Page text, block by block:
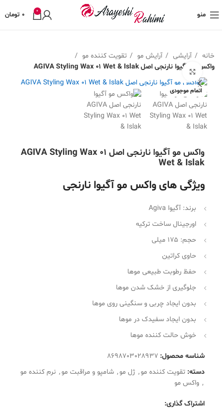
منو 0
0 تومان
خانه آرایشی آرایش مو
تقویت کننده مو
واکس مو آگیوا نارنجی اصل AGIVA Styling Wax 01 Wet & Islak
اتمام موجودی
بزرگنمایی تصویر
واکس مو آگیوا نارنجی اصل AGIVA Styling Wax 01
Wet & Islak
ویژگی های واکس مو آگیوا نارنجی
برند: آگیوا Agiva
اورجینال ساخت ترکیه
حجم: 175 میلی
حاوی کراتین
حفظ رطوبت طبیعی موها
جلوگیری از خشک شدن موها
بدون ایجاد چربی و سنگینی روی موها
بدون ایجاد سفیدک در موها
خوش حالت کننده موها
شناسه محصول: 8698703028937
دسته: تقویت کننده مو, ژل مو, شامپو و مراقبت مو, نرم کننده مو
, واکس مو
اشتراک گذاری: